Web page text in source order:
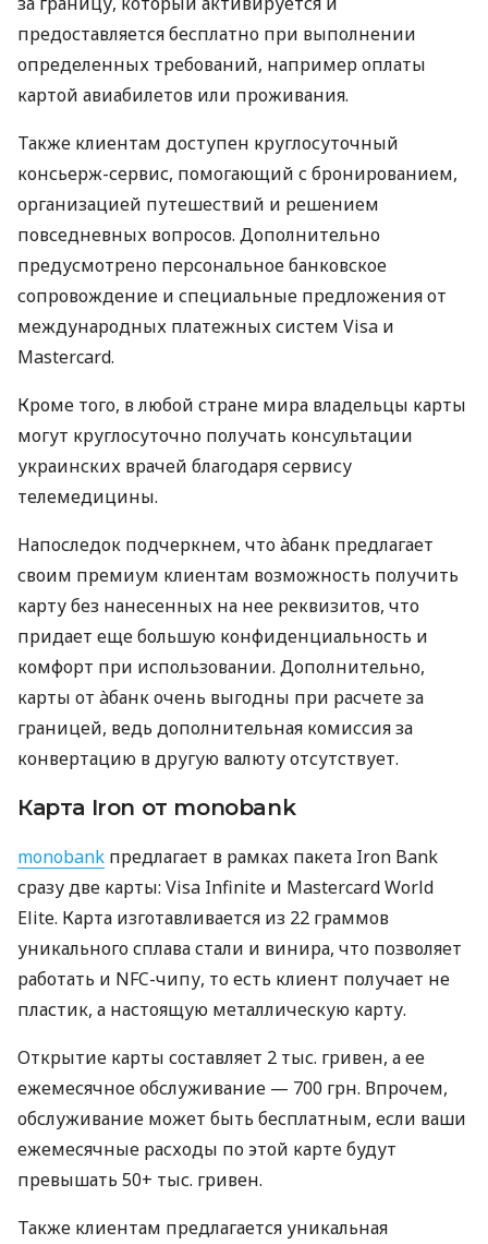
предоставляется бесплатно при выполнении
определенных требований, например оплаты
картой авиабилетов или проживания.
Также клиентам доступен круглосуточный
консьерж-сервис, помогающий с бронированием,
организацией путешествий и решением
повседневных вопросов. Дополнительно
предусмотрено персональное банковское
сопровождение и специальные предложения от
международных платежных систем Visa и
Mastercard.
Кроме того, в любой стране мира владельцы карты
могут круглосуточно получать консультации
украинских врачей благодаря сервису
телемедицины.
Напоследок подчеркнем, что àбанк предлагает
своим премиум клиентам возможность получить
карту без нанесенных на нее реквизитов, что
придает еще большую конфиденциальность и
комфорт при использовании. Дополнительно,
карты от àбанк очень выгодны при расчете за
границей, ведь дополнительная комиссия за
конвертацию в другую валюту отсутствует.
Карта Iron от monobank
monobank предлагает в рамках пакета Iron Bank
сразу две карты: Visa Infinite и Mastercard World
Elite. Карта изготавливается из 22 граммов
уникального сплава стали и винира, что позволяет
работать и NFC-чипу, то есть клиент получает не
пластик, а настоящую металлическую карту.
Открытие карты составляет 2 тыс. гривен, а ее
ежемесячное обслуживание — 700 грн. Впрочем,
обслуживание может быть бесплатным, если ваши
ежемесячные расходы по этой карте будут
превышать 50+ тыс. гривен.
Также клиентам предлагается уникальная